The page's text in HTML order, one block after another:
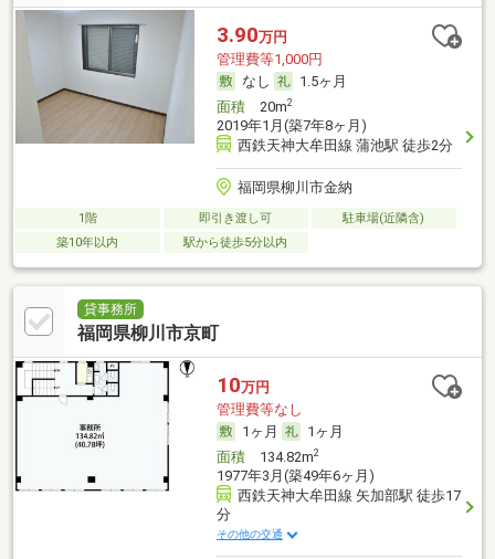
3.90万円
管理費等1,000円
なし
1.5ヶ月
面積20m2
2019年1月(築7年8ヶ月)
西鉄天神大牟田線 蒲池駅 徒歩2分
福岡県柳川市金納
1階 即引き渡し可
駐車場(近隣含)
築10年以内
駅から徒歩5分以内
貸事務所
福岡県柳川市京町
10万円
管理費等なし
1ヶ月
1ヶ月
面積134.82m2
1977年3月(築49年6ヶ月)
西鉄天神大牟田線 矢加部駅 徒歩17
分
その他の交通